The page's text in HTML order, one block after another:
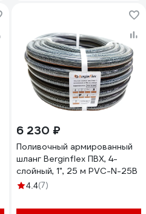
6 230 ₽
Поливочный армированный
шланг Berginflex ПВХ, 4-
слойный, 1", 25 м PVC-N-25B
4.4(7)